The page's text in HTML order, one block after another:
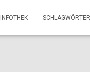
INFOTHEK SCHLAGWÖRTER